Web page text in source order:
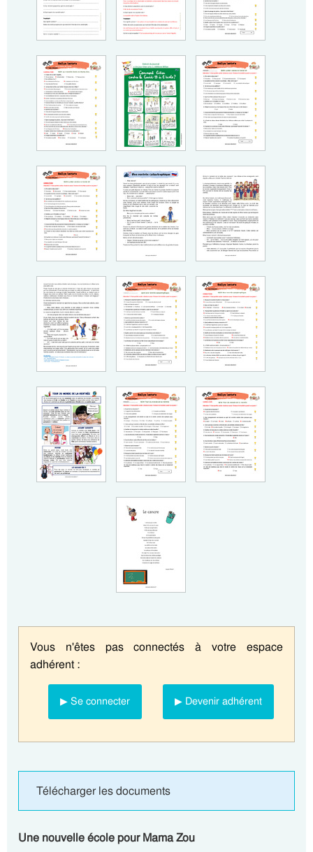
Vous n'êtes pas connectés à votre espace
adhérent :
▶ Se connecter ▶ Devenir adhérent
Télécharger les documents
Une nouvelle école pour Mama Zou